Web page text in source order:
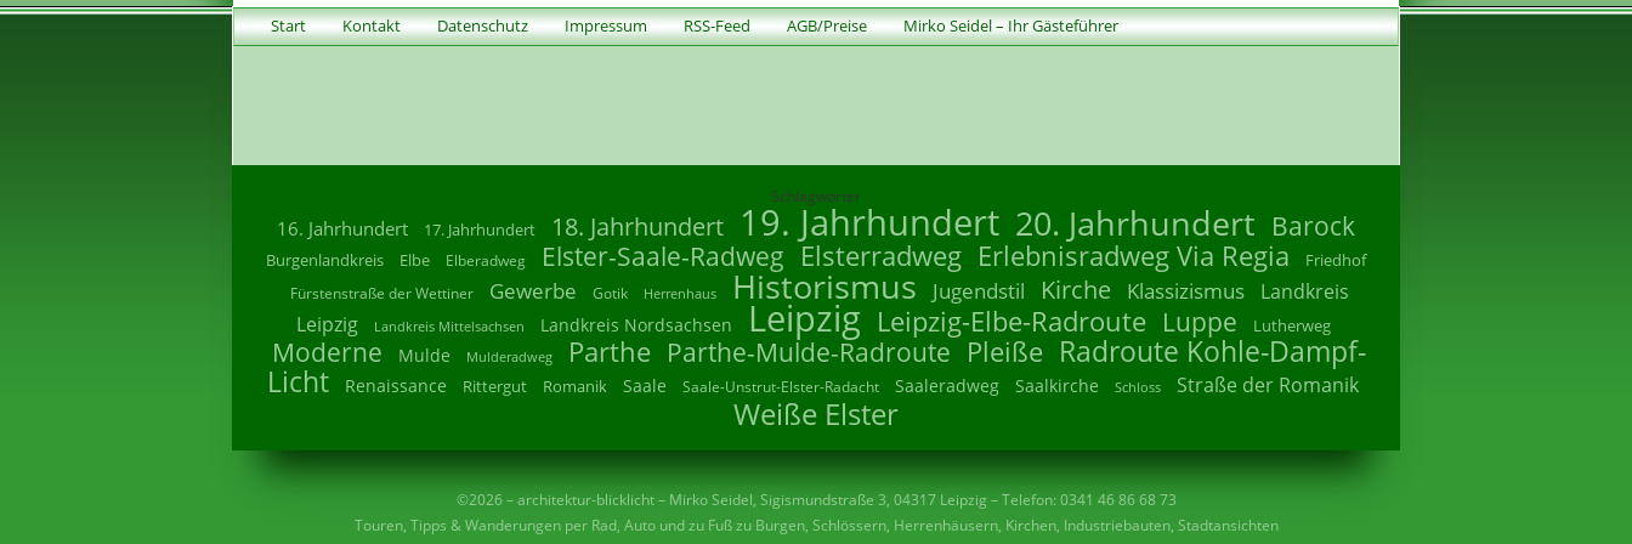
Start Kontakt Datenschutz Impressum RSS-Feed AGB/Preise Mirko Seidel – Ihr Gästeführer
Schlagwörter
16. Jahrhundert 17. Jahrhundert 18. Jahrhundert 19. Jahrhundert 20. Jahrhundert Barock
Burgenlandkreis Elbe Elberadweg Elster-Saale-Radweg Elsterradweg Erlebnisradweg Via Regia Friedhof
Fürstenstraße der Wettiner Gewerbe Gotik Herrenhaus Historismus Jugendstil Kirche Klassizismus
Landkreis
Leipzig
Landkreis Mittelsachsen Landkreis Nordsachsen Leipzig Leipzig-Elbe-Radroute Luppe Lutherweg
Moderne Mulde Mulderadweg Parthe Parthe-Mulde-Radroute Pleiße Radroute Kohle-Dampf-
Licht
Renaissance Rittergut Romanik Saale Saale-Unstrut-Elster-Radacht Saaleradweg Saalkirche Schloss Straße der Romanik
Weiße Elster
©2026 – architektur-blicklicht – Mirko Seidel, Sigismundstraße 3, 04317 Leipzig – Telefon: 0341 46 86 68 73
Touren, Tipps & Wanderungen per Rad, Auto und zu Fuß zu Burgen, Schlössern, Herrenhäusern, Kirchen, Industriebauten, Stadtansichten